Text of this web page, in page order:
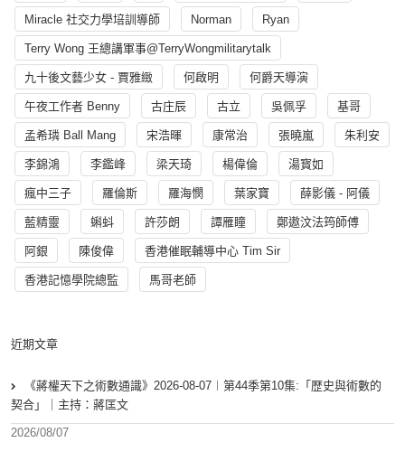
Miracle 社交力學培訓導師 Norman Ryan
Terry Wong 王總講軍事@TerryWongmilitarytalk
九十後文藝少女 - 賈雅緻 何啟明 何爵天導演
午夜工作者 Benny 古庄辰 古立 吳佩孚 基哥
孟希璘 Ball Mang 宋浩暉 康常治 張曉嵐 朱利安
李錦鴻 李鑑峰 梁天琦 楊偉倫 湯寳如
瘋中三子 羅倫斯 羅海憫 葉家寶 薛影儀 - 阿儀
藍精靈 蝌蚪 許莎朗 譚雁瞳 鄭遨汶法筠師傅
阿銀 陳俊偉 香港催眠輔導中心 Tim Sir
香港記憶學院總監 馬哥老師
近期文章
《蔣權天下之術數通識》2026-08-07︱第44季第10集:「歴史與術數的
契合」｜主持：蔣匡文
2026/08/07